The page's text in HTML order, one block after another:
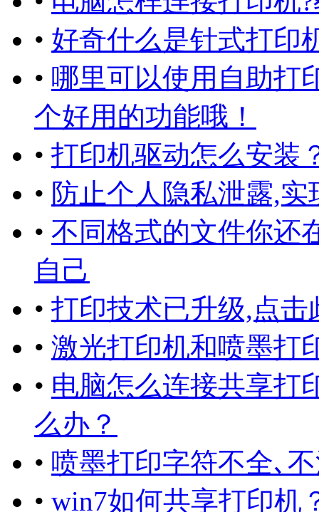
• 好奇什么是针式打印
• 哪里可以使用自助打
个好用的功能哦！
• 打印机驱动怎么安装
• 防止个人隐私泄露,
• 不同格式的文件你还
自己
• 打印技术已升级,点击
• 激光打印机和喷墨打
• 电脑怎么连接共享打
么办？
• 喷墨打印字符不全､
• win7如何共享打印机